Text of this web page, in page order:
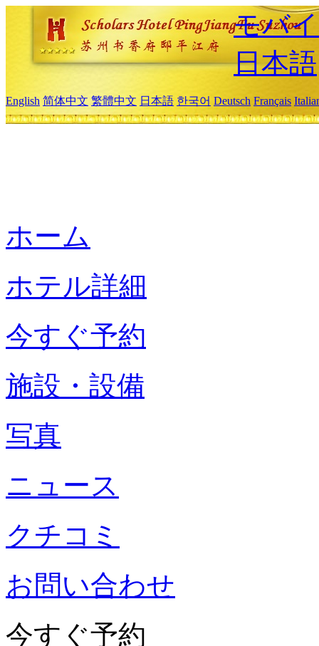
モバ
日本語
English 简体中文 繁體中文 日本語 한국어 Deutsch Français
ホーム
ホテル詳細
今すぐ予約
施設・設備
写真
ニュース
クチコミ
お問い合わせ
今すぐ予約